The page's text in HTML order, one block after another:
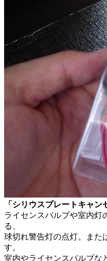
「シリウスプレートキャン
ライセンスバルブや室内灯
る、
球切れ警告灯の点灯。また
す。
室内やライセンスバルブな